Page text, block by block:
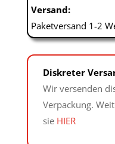
Versand:
Paketversand 1-2
Diskreter
Wir versenden
Verpackung.
sie HIER